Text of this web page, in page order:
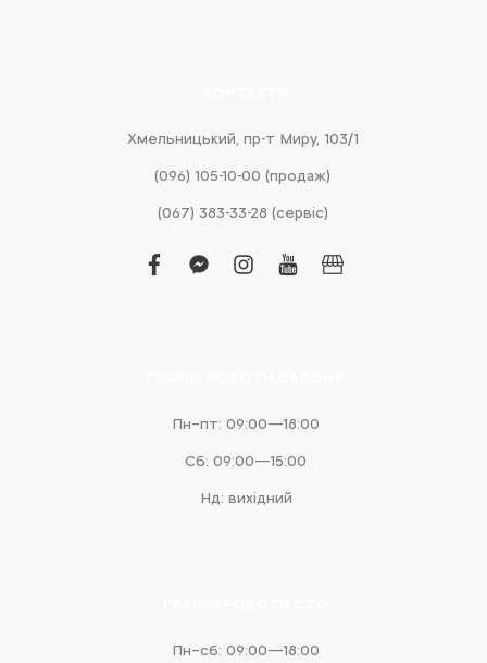
Хмельницький, пр-т Миру, 103/1
(096) 105-10-00 (продаж)
(067) 383-33-28 (сервіс)
facebook
facebook-
instagram
youtubebusiness
Пн–пт: 09:00—18:00
Сб: 09:00—15:00
Нд: вихідний
Пн–сб: 09:00—18:00